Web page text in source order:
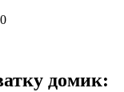
домик: